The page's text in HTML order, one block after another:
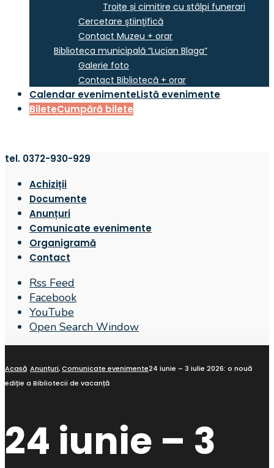
Troițe și cimitire cu stâlpi funerari
Cercetare ştiinţifică
Contact Muzeu + orar
Biblioteca municipală “Lucian Blaga”
Galerie foto
Contact Bibliotecă + orar
Calendar evenimenteListă evenimente
BileteCumpără bilete
tel. 0372-930-929
Achiziții
Documente
Anunțuri
Comunicate evenimente
Organigramă
Contact
Rss Feed
Facebook
YouTube
Open Search Window
Acasă Anunțuri,Comunicate evenimente24 iunie – 3 iulie 2026: o nouă
ediție a Bibliotecii de vacanță
24 iunie – 3